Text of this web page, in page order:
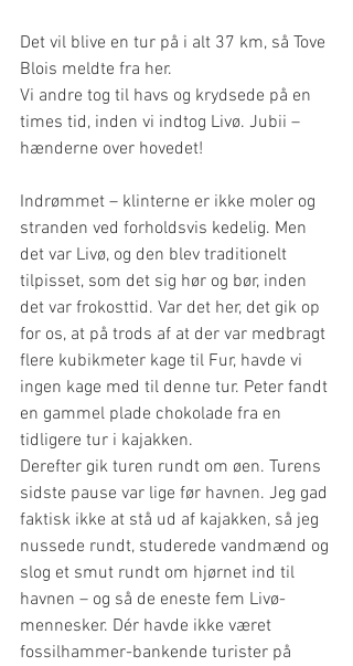
Det vil blive en tur på i alt 37 km, så Tove
Blois meldte fra her.
Vi andre tog til havs og krydsede på en
times tid, inden vi indtog Livø. Jubii –
hænderne over hovedet!
Indrømmet – klinterne er ikke moler og
stranden ved forholdsvis kedelig. Men
det var Livø, og den blev traditionelt
tilpisset, som det sig hør og bør, inden
det var frokosttid. Var det her, det gik op
for os, at på trods af at der var medbragt
flere kubikmeter kage til Fur, havde vi
ingen kage med til denne tur. Peter fandt
en gammel plade chokolade fra en
tidligere tur i kajakken.
Derefter gik turen rundt om øen. Turens
sidste pause var lige før havnen. Jeg gad
faktisk ikke at stå ud af kajakken, så jeg
nussede rundt, studerede vandmænd og
slog et smut rundt om hjørnet ind til
havnen – og så de eneste fem Livø-
mennesker. Dér havde ikke været
fossilhammer-bankende turister på